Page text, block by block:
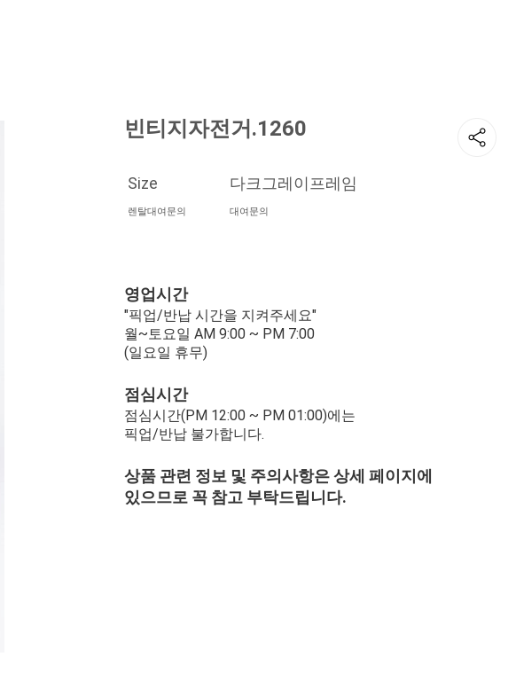
빈티지자전거.1260
Size 다크그레이프레임
렌탈대여문의 대여문의
영업시간
"픽업/반납 시간을 지켜주세요"
월~토요일 AM 9:00 ~ PM 7:00
(일요일 휴무)
점심시간
점심시간(PM 12:00 ~ PM 01:00)에는
픽업/반납 불가합니다.
상품 관련 정보 및 주의사항은 상세 페이지에
있으므로 꼭 참고 부탁드립니다.